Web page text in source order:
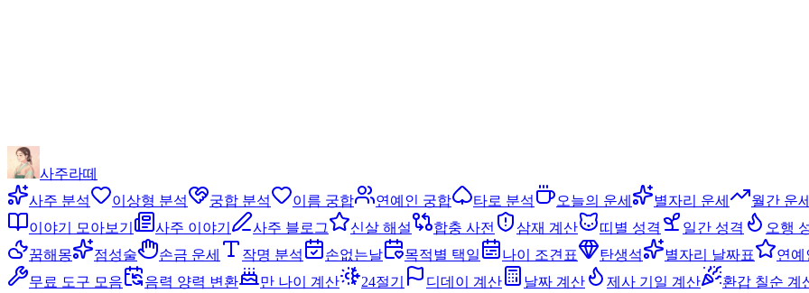
사주라떼
사주 분석
이상형 분석 궁합 분석 이름 궁합 연예인 궁합 타로 분석 오늘의 운세 별자리 운세 월간 운세
이야기 모아보기
사주 이야기 사주 블로그 신살 해설 합충 사전 삼재 계산 띠별 성격 일간 성격 오행
꿈해몽
점성술 손금 운세 작명 분석 손없는날 목적별 택일 나이 조견표 탄생석 별자리 날짜표
연예
무료 도구 모음
음력 양력 변환 만 나이 계산 24절기 디데이 계산 날짜 계산 제사 기일 계산 환갑 칠순 계